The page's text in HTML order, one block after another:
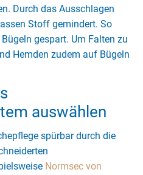
Durch das Ausschlagen
Stoff gemindert. So
gespart. Um Falten zu
Hemden zudem auf Bügeln
auswählen
spürbar durch die
Normsec von